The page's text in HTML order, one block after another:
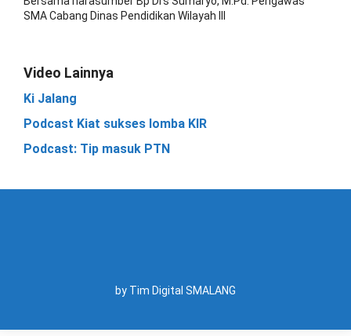
SMA Cabang Dinas Pendidikan Wilayah III
Video Lainnya
Ki Jalang
Podcast Kiat sukses lomba KIR
Podcast: Tip masuk PTN
by Tim Digital SMALANG